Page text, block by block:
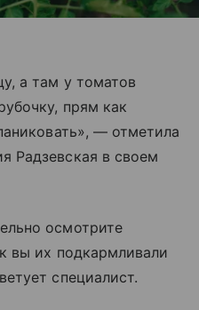
а там у томатов
прям как
— отметила
Радзевская в своем
осмотрите
вы их подкармливали
специалист.